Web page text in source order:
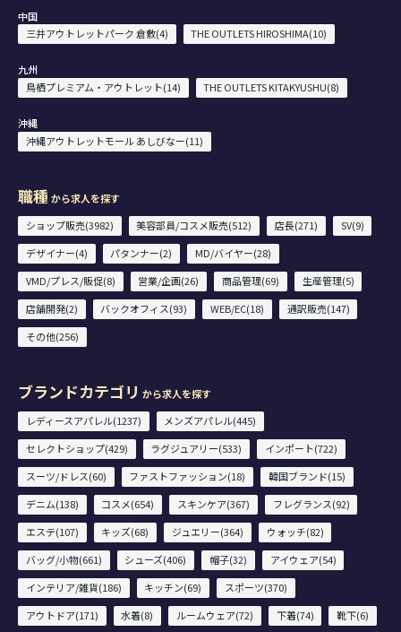
中国
三井アウトレットパーク 倉敷(4)
THE OUTLETS HIROSHIMA(10)
九州
鳥栖プレミアム・アウトレット(14)
THE OUTLETS KITAKYUSHU(8)
沖縄
沖縄アウトレットモール あしびなー(11)
職種 から求人を探す
ショップ販売(3982)
美容部員/コスメ販売(512) 店長(271)
SV(9)
デザイナー(4)
パタンナー(2)
MD/バイヤー(28)
VMD/プレス/販促(8)
営業/企画(26) 商品管理(69)
生産管理(5)
店舗開発(2)
バックオフィス(93) WEB/EC(18)
通訳販売(147)
その他(256)
ブランドカテゴリ から求人を探す
レディースアパレル(1237)
メンズアパレル(445)
セレクトショップ(429)
ラグジュアリー(533)
インポート(722)
スーツ/ドレス(60)
ファストファッション(18)
韓国ブランド(15)
デニム(138)
コスメ(654) スキンケア(367)
フレグランス(92)
エステ(107)
キッズ(68) ジュエリー(364)
ウォッチ(82)
バッグ/小物(661)
シューズ(406) 帽子(32)
アイウェア(54)
インテリア/雑貨(186)
キッチン(69)
スポーツ(370)
アウトドア(171)
水着(8) ルームウェア(72) 下着(74)
靴下(6)